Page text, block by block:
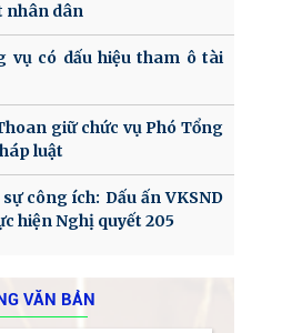
nhân dân
vụ có dấu hiệu tham ô tài
giữ chức vụ Phó Tổng
luật
công ích: Dấu ấn VKSND
hiện Nghị quyết 205
VĂN BẢN